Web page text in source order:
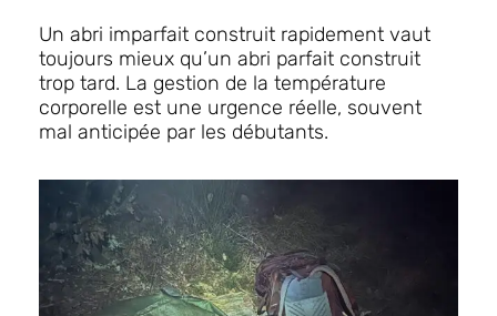
Un abri imparfait construit rapidement vaut
toujours mieux qu’un abri parfait construit
trop tard. La gestion de la température
corporelle est une urgence réelle, souvent
mal anticipée par les débutants.